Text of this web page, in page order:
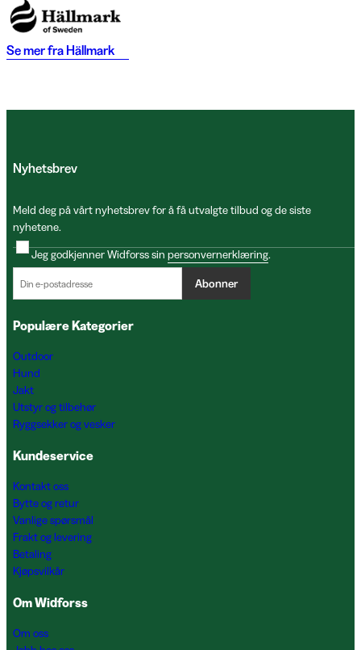
Se mer fra Hällmark
Nyhetsbrev
Meld deg på vårt nyhetsbrev for å få utvalgte tilbud og de siste
nyhetene.
Jeg godkjenner Widforss sin personvernerklæring.
Abonner
Populære Kategorier
Outdoor
Hund
Jakt
Utstyr og tilbehør
Ryggsekker og vesker
Kundeservice
Kontakt oss
Bytte og retur
Vanlige spørsmål
Frakt og levering
Betaling
Kjøpsvilkår
Om Widforss
Om oss